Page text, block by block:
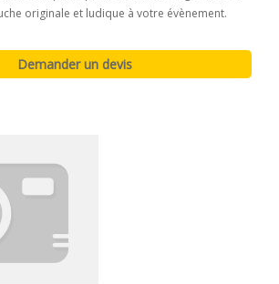
originale et ludique à votre évènement.